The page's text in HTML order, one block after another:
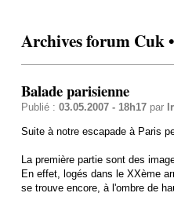
Archives forum Cuk
Balade parisienne
Publié : 03.05.2007 - 18h17par
Suite à notre escapade à Paris
La première partie sont des
En effet, logés dans le XXème
se trouve encore, à l'ombre de